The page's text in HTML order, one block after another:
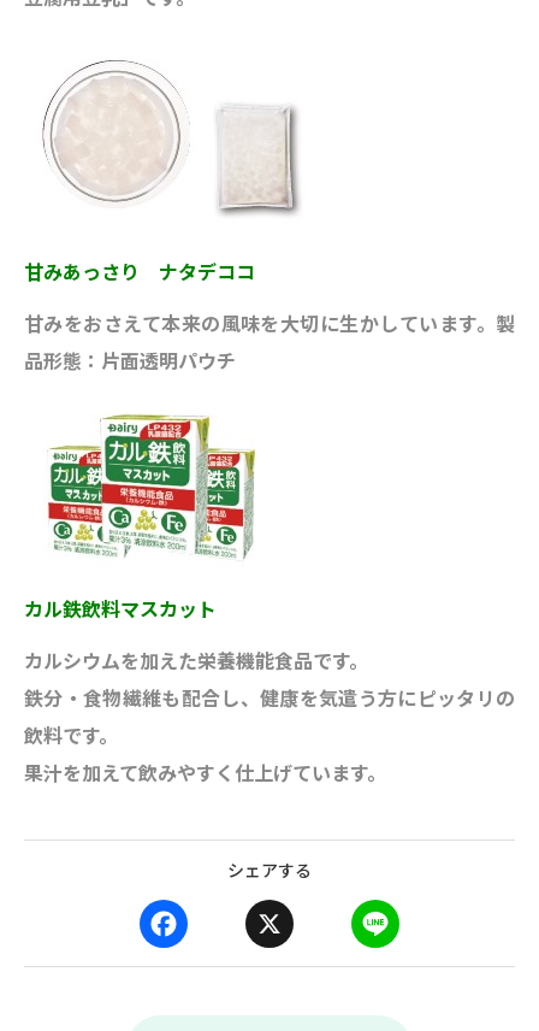
甘みあっさり ナタデココ
甘みをおさえて本来の風味を大切に生かしています。製
品形態：片面透明パウチ
カル鉄飲料マスカット
カルシウムを加えた栄養機能食品です。
鉄分・食物繊維も配合し、健康を気遣う方にピッタリの
飲料です。
果汁を加えて飲みやすく仕上げています。
シェアする
a
e
i
e